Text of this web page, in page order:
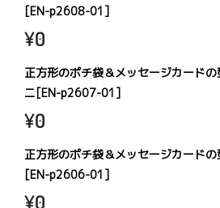
[EN-p2608-01]
¥0
正方形のポチ袋＆メッセージカード
ニ[EN-p2607-01]
¥0
正方形のポチ袋＆メッセージカード
[EN-p2606-01]
¥0